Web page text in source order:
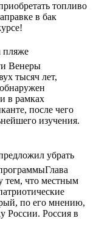
топливо
в бак
пляже
Венеры
тысяч лет,
в рамках
после чего
изучения.
убрать
​Глава
тем, что местным
по его мнению,
России. Россия в